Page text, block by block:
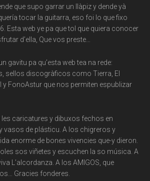
que supo garrar un llàpiz y dende yà
tocar la guitarra, eso foi lo que fixo
Esta web ye pa que tol que quiera conocer
d’ella, Que vos preste…
gavitu pa qu’esta web tea na rede:
sellos discogràficos como Tierra, El
y FonoAstur que nos permiten espublizar
les caricatures y dibuxos fechos en
vasos de plásticu. A los chigreros y
enorme de bones vivencies que-y dieron.
sos viñetes y escuchen la so música. A
L’alcordanza. A los AMIGOS, que
Gracies fonderes.